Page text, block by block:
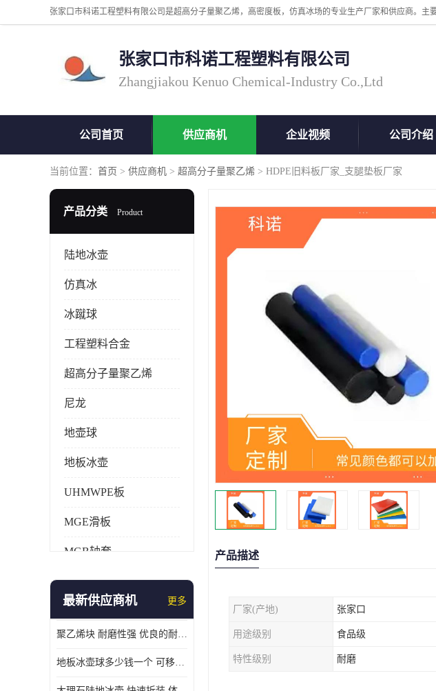
张家口市科诺工程塑料有限公司
Zhangjiakou Kenuo Chemical-Industry Co.,Ltd
公司首页 供应商机 企业视频 公司介绍
当前位置： 首页 > 供应商机 > 超高分子量聚乙烯 > HDPE旧料板厂家_支腿垫板厂家
产品分类 Product
陆地冰壶
仿真冰
冰蹴球
工程塑料合金
超高分子量聚乙烯
尼龙
地壶球
地板冰壶
UHMWPE板
MGE滑板
MGB轴套
旱地冰壶
MGA滑板滑块
MGE滑板滑块
最新供应商机 更多
聚乙烯块 耐磨性强 优良的耐低温
地板冰壶球多少钱一个 可移动 可拆装 滑行阻力小
产品描述
厂家(产地) 张家口
用途级别 食品级
特性级别 耐磨